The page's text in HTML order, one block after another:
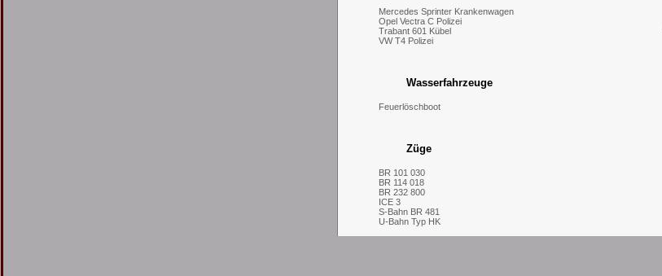
Mercedes Sprinter Krankenwagen
Opel Vectra C Polizei
Trabant 601 Kübel
VW T4 Polizei
Wasserfahrzeuge
Feuerlöschboot
Züge
BR 101 030
BR 114 018
BR 232 800
ICE 3
S-Bahn BR 481
U-Bahn Typ HK